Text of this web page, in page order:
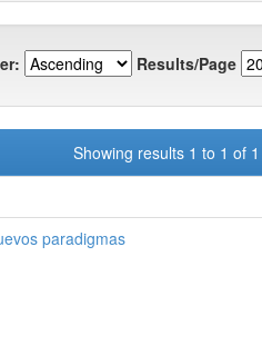
Results/Page
Showing results 1 to 1 of 1
paradigmas